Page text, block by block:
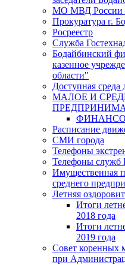
МО МВД России
Прокуратура г.
Росреестр
Служба
Бодайбинский
казенное
области"
Доступная среда
МАЛОЕ И
Расписание
СМИ города
Телефоны
Телефоны служб
Имущественная
среднего
Летняя
Итоги
2018 года
Итоги
2019 года
Совет коренных
при